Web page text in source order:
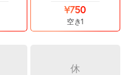
¥750
空き1
休